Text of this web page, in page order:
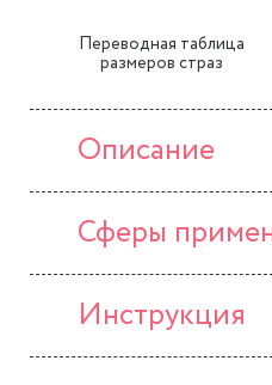
Переводная таблица
размеров страз
Описание
Сферы
Инструкция